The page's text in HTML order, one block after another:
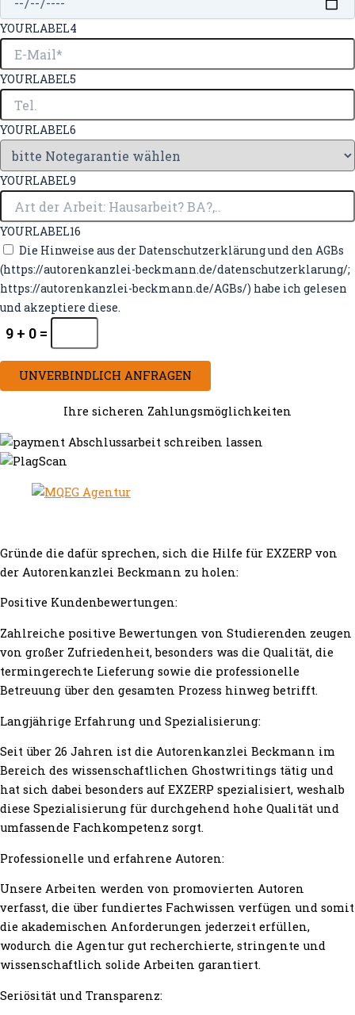
YOURLABEL4
YOURLABEL5
YOURLABEL6
YOURLABEL9
YOURLABEL16
Die Hinweise aus der Datenschutzerklärung und den AGBs
(https://autorenkanzlei-beckmann.de/datenschutzerklarung/;
https://autorenkanzlei-beckmann.de/AGBs/) habe ich gelesen
und akzeptiere diese.
9 + 0 =
UNVERBINDLICH ANFRAGEN
Ihre sicheren Zahlungsmöglichkeiten
Gründe die dafür sprechen, sich die Hilfe für EXZERP von
der Autorenkanzlei Beckmann zu holen:
Positive Kundenbewertungen:
Zahlreiche positive Bewertungen von Studierenden zeugen
von großer Zufriedenheit, besonders was die Qualität, die
termingerechte Lieferung sowie die professionelle
Betreuung über den gesamten Prozess hinweg betrifft.
Langjährige Erfahrung und Spezialisierung:
Seit über 26 Jahren ist die Autorenkanzlei Beckmann im
Bereich des wissenschaftlichen Ghostwritings tätig und
hat sich dabei besonders auf EXZERP spezialisiert, weshalb
diese Spezialisierung für durchgehend hohe Qualität und
umfassende Fachkompetenz sorgt.
Professionelle und erfahrene Autoren:
Unsere Arbeiten werden von promovierten Autoren
verfasst, die über fundiertes Fachwissen verfügen und somit
die akademischen Anforderungen jederzeit erfüllen,
wodurch die Agentur gut recherchierte, stringente und
wissenschaftlich solide Arbeiten garantiert.
Seriösität und Transparenz: